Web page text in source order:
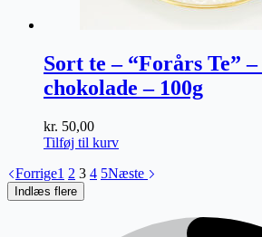
Sort te – “Forårs Te”
chokolade – 100g
kr. 50,00
Tilføj til kurv
Forrige1 2 3 4 5Næste
Indlæs flere